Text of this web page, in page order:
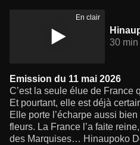
En clair
30 min
Emission du 11 mai 2026
C’est la seule élue de France
Et pourtant, elle est déjà
Elle porte l’écharpe aussi
fleurs. La France l’a faite
des Marquises… Hinaupoko